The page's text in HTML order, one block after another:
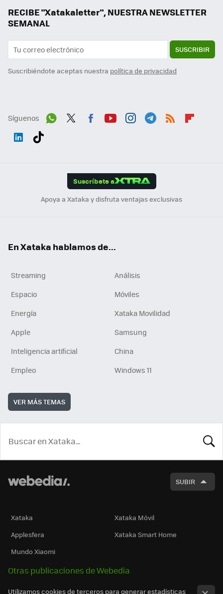
RECIBE "Xatakaletter", NUESTRA NEWSLETTER
SEMANAL
SUSCRIBIR
Suscribiéndote aceptas nuestra política de privacidad
Síguenos
Suscríbete a
Apoya a Xataka y disfruta ventajas exclusivas
En Xataka hablamos de...
Streaming
Análisis
Espacio
Móviles
Energía
Xataka Movilidad
Apple
Samsung
Inteligencia artificial
China
Empleo
Windows 11
VER MÁS TEMAS
SUBIR
Xataka
Xataka Móvil
Applesfera
Xataka Smart Home
Mundo Xiaomi
Otras publicaciones de Webedia
Utilizamos cookies de terceros para generar estadísticas